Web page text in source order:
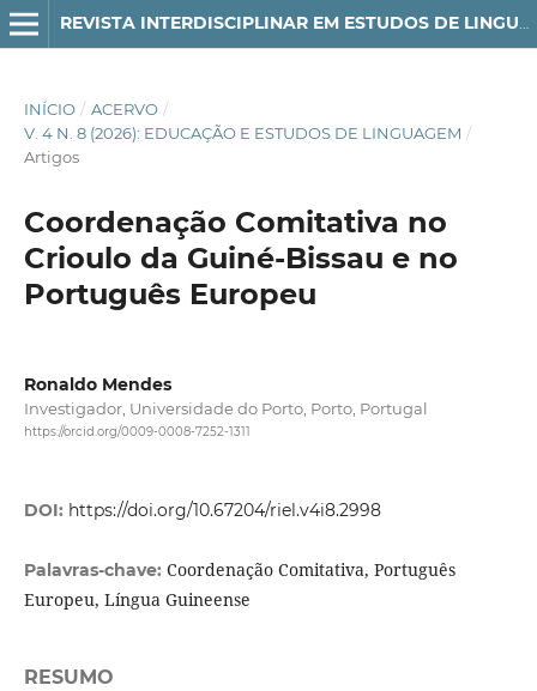
INÍCIO / ACERVO /
V. 4 N. 8 (2026): EDUCAÇÃO E ESTUDOS DE LINGUAGEM /
Artigos
Coordenação Comitativa no
Crioulo da Guiné-Bissau e no
Português Europeu
Ronaldo Mendes
Investigador, Universidade do Porto, Porto, Portugal
https://orcid.org/0009-0008-7252-1311
DOI: https://doi.org/10.67204/riel.v4i8.2998
Palavras-chave: Coordenação Comitativa, Português
Europeu, Língua Guineense
RESUMO